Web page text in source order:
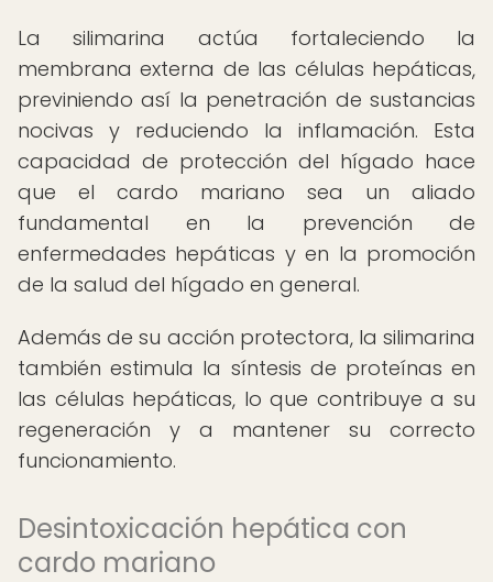
La silimarina actúa fortaleciendo la
membrana externa de las células hepáticas,
previniendo así la penetración de sustancias
nocivas y reduciendo la inflamación. Esta
capacidad de protección del hígado hace
que el cardo mariano sea un aliado
fundamental en la prevención de
enfermedades hepáticas y en la promoción
de la salud del hígado en general.
Además de su acción protectora, la silimarina
también estimula la síntesis de proteínas en
las células hepáticas, lo que contribuye a su
regeneración y a mantener su correcto
funcionamiento.
Desintoxicación hepática con
cardo mariano